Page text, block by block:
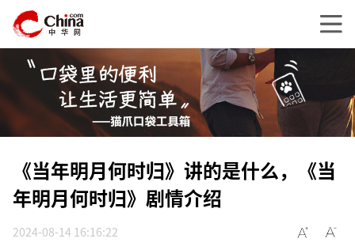
《当年明月何时归》讲的是什么，《当
年明月何时归》剧情介绍
2024-08-14 16:16:22